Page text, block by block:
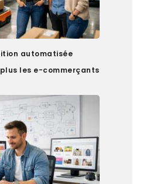
automatisée
les e-commerçants